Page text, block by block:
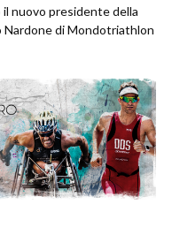
nuovo presidente della
Nardone di Mondotriathlon